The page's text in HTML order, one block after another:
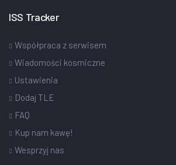
ISS Tracker
Współpraca z serwisem
Wiadomości kosmiczne
Ustawienia
Dodaj TLE
FAQ
Kup nam kawę!
Wesprzyj nas